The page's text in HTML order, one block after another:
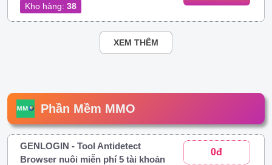
Kho hàng: 38
XEM THÊM
Phần Mềm MMO
GENLOGIN - Tool Antidetect
Browser nuôi miễn phí 5 tài khoản
0đ